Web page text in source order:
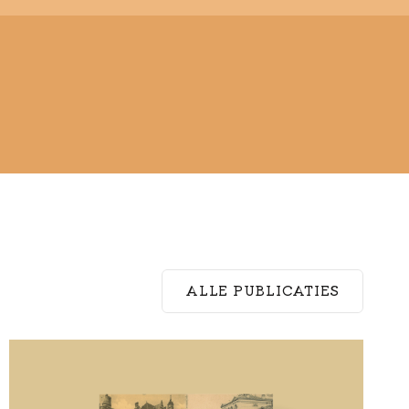
ALLE PUBLICATIES